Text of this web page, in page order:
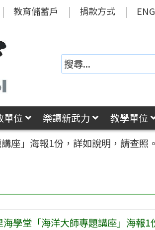
教育儲蓄戶 捐款方式
單位 樂讀新武力 教學單位
座」海報1份，詳如說明，請查照。
海學堂「海洋大師專題講座」海報1